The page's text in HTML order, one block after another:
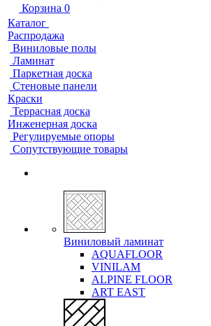
Корзина 0
Каталог
Распродажа
Виниловые полы
Ламинат
Паркетная доска
Стеновые панели
Краски
Террасная доска
Инженерная доска
Регулируемые опоры
Сопутствующие товары
Виниловый ламинат
AQUAFLOOR
VINILAM
ALPINE FLOOR
ART EAST